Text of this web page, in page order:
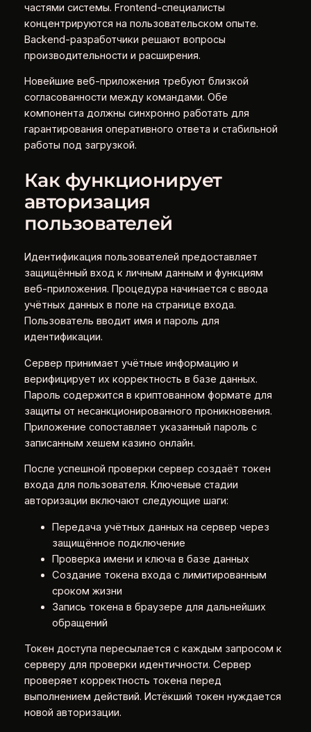
частями системы. Frontend-специалисты
концентрируются на пользовательском опыте.
Backend-разработчики решают вопросы
производительности и расширения.
Новейшие веб-приложения требуют близкой
согласованности между командами. Обе
компонента должны синхронно работать для
гарантирования оперативного ответа и стабильной
работы под загрузкой.
Как функционирует
авторизация
пользователей
Идентификация пользователей предоставляет
защищённый вход к личным данным и функциям
веб-приложения. Процедура начинается с ввода
учётных данных в поле на странице входа.
Пользователь вводит имя и пароль для
идентификации.
Сервер принимает учётные информацию и
верифицирует их корректность в базе данных.
Пароль содержится в криптованном формате для
защиты от несанкционированного проникновения.
Приложение сопоставляет указанный пароль с
записанным хешем казино онлайн.
После успешной проверки сервер создаёт токен
входа для пользователя. Ключевые стадии
авторизации включают следующие шаги:
Передача учётных данных на сервер через
защищённое подключение
Проверка имени и ключа в базе данных
Создание токена входа с лимитированным
сроком жизни
Запись токена в браузере для дальнейших
обращений
Токен доступа пересылается с каждым запросом к
серверу для проверки идентичности. Сервер
проверяет корректность токена перед
выполнением действий. Истёкший токен нуждается
новой авторизации.